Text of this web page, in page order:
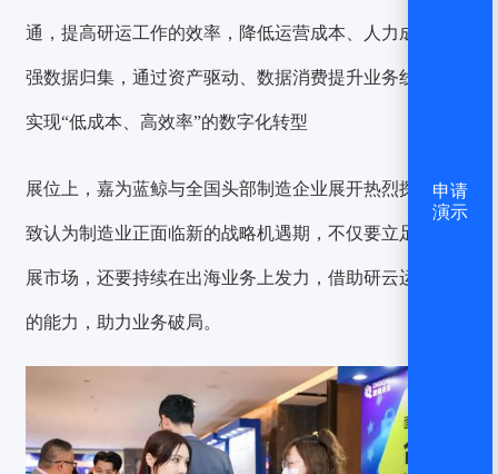
通，提高研运工作的效率，降低运营成本、人力成本，加
强数据归集，通过资产驱动、数据消费提升业务线效率，
实现“低成本、高效率”的数字化转型
展位上，嘉为蓝鲸与全国头部制造企业展开热烈探讨，一
致认为制造业正面临新的战略机遇期，不仅要立足国内发
展市场，还要持续在出海业务上发力，借助研云运一体化
的能力，助力业务破局。
申请
演示